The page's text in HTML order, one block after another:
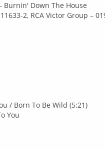
Burnin' Down The House
2, RCA Victor Group –
/ Born To Be Wild (5:21)
You